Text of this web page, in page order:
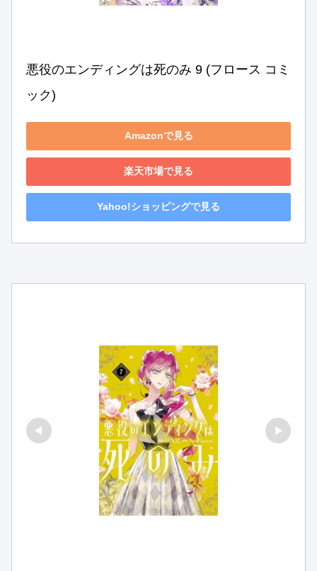
悪役のエンディングは死のみ 9 (フロース コミ
ック)
Amazonで見る
楽天市場で見る
Yahoo!ショッピングで見る